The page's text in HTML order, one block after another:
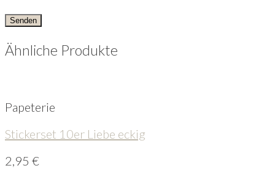
Ähnliche Produkte
Papeterie
Stickerset 10er Liebe eckig
2,95 €